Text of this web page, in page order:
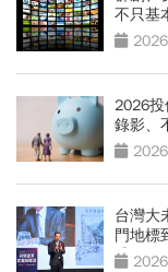
不只基
2026投
錄影、
台灣大
門地標
爭？